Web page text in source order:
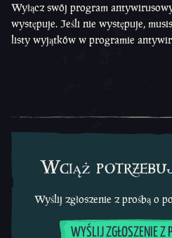
Wyłącz swój program
występuje. Jeśli nie występuje,
listy wyjątków w programie
Wciąż
Wyślij zgłoszenie z prośbą o
WYŚLIJ ZGŁOSZENIE Z